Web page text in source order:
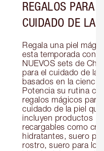
REGALOS PARA
CUIDADO DE LA
Regala una piel
esta temporada con
NUEVOS sets de
para el cuidado de la
basados en la ciencia.
Potencia su rutina
regalos mágicos para
cuidado de la piel que
incluyen productos
recargables como
hidratantes, suero
rostro, suero para los